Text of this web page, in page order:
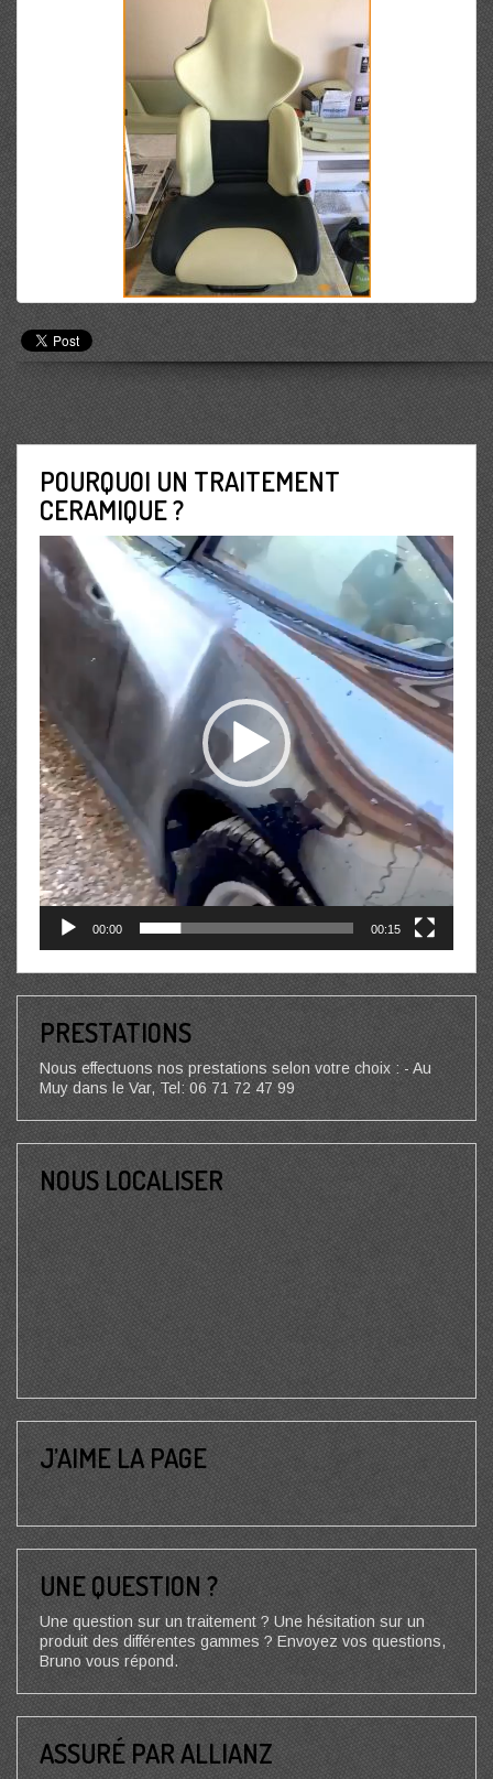
POURQUOI UN TRAITEMENT
CERAMIQUE ?
Lecteur
vidéo
00:00 00:15
PRESTATIONS
Nous effectuons nos prestations selon votre choix : - Au
Muy dans le Var, Tel: 06 71 72 47 99
NOUS LOCALISER
J’AIME LA PAGE
UNE QUESTION ?
Une question sur un traitement ? Une hésitation sur un
produit des différentes gammes ? Envoyez vos questions,
Bruno vous répond.
ASSURÉ PAR ALLIANZ